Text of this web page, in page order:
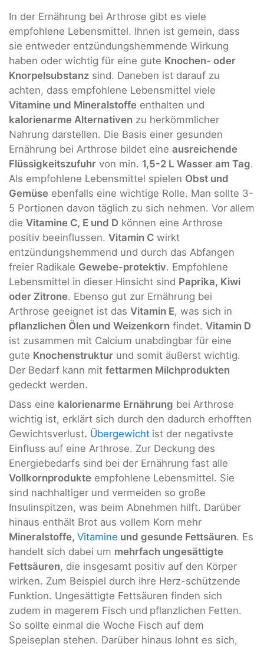
In der Ernährung bei Arthrose gibt es viele
empfohlene Lebensmittel. Ihnen ist gemein, dass
sie entweder entzündungshemmende Wirkung
haben oder wichtig für eine gute Knochen- oder
Knorpelsubstanz sind. Daneben ist darauf zu
achten, dass empfohlene Lebensmittel viele
Vitamine und Mineralstoffe enthalten und
kalorienarme Alternativen zu herkömmlicher
Nahrung darstellen. Die Basis einer gesunden
Ernährung bei Arthrose bildet eine ausreichende
Flüssigkeitszufuhr von min. 1,5-2 L Wasser am Tag.
Als empfohlene Lebensmittel spielen Obst und
Gemüse ebenfalls eine wichtige Rolle. Man sollte 3-
5 Portionen davon täglich zu sich nehmen. Vor allem
die Vitamine C, E und D können eine Arthrose
positiv beeinflussen. Vitamin C wirkt
entzündungshemmend und durch das Abfangen
freier Radikale Gewebe-protektiv. Empfohlene
Lebensmittel in dieser Hinsicht sind Paprika, Kiwi
oder Zitrone. Ebenso gut zur Ernährung bei
Arthrose geeignet ist das Vitamin E, was sich in
pflanzlichen Ölen und Weizenkorn findet. Vitamin D
ist zusammen mit Calcium unabdingbar für eine
gute Knochenstruktur und somit äußerst wichtig.
Der Bedarf kann mit fettarmen Milchprodukten
gedeckt werden.
Dass eine kalorienarme Ernährung bei Arthrose
wichtig ist, erklärt sich durch den dadurch erhofften
Gewichtsverlust. Übergewicht ist der negativste
Einfluss auf eine Arthrose. Zur Deckung des
Energiebedarfs sind bei der Ernährung fast alle
Vollkornprodukte empfohlene Lebensmittel. Sie
sind nachhaltiger und vermeiden so große
Insulinspitzen, was beim Abnehmen hilft. Darüber
hinaus enthält Brot aus vollem Korn mehr
Mineralstoffe, Vitamine und gesunde Fettsäuren. Es
handelt sich dabei um mehrfach ungesättigte
Fettsäuren, die insgesamt positiv auf den Körper
wirken. Zum Beispiel durch ihre Herz-schützende
Funktion. Ungesättigte Fettsäuren finden sich
zudem in magerem Fisch und pflanzlichen Fetten.
So sollte einmal die Woche Fisch auf dem
Speiseplan stehen. Darüber hinaus lohnt es sich,